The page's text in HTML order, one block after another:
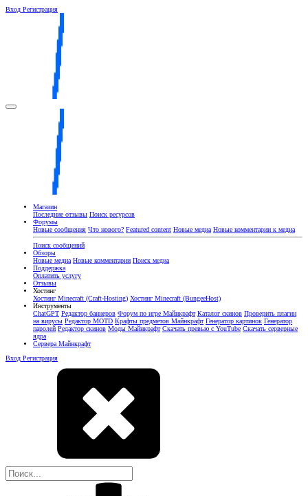
Вход Регистрация
Магазин
Последние отзывы Поиск ресурсов
Форумы
Новые сообщения Что нового? Featured content Новые медиа Новые комментарии к медиа
Поиск сообщений
Обзоры
Новые медиа Новые комментарии Поиск медиа
Поддержка
Оплатить услугу
Отзывы
Хостинг
Хостинг Minecraft (Craft-Hosting) Хостинг Minecraft (BungeeHost)
Инструменты
ChatGPT Редактор баннеров Форум по игре Майнкрафт Каталог скинов Проверить плагин
на вирусы Редактор MOTD Крафты предметов Майнкрафт Генератор картинок Генератор
паролей Редактор скинов Моды Майнкрафт Скачать превью с YouTube Скачать серверные
ядра
Сервера Майнкрафт
Вход Регистрация